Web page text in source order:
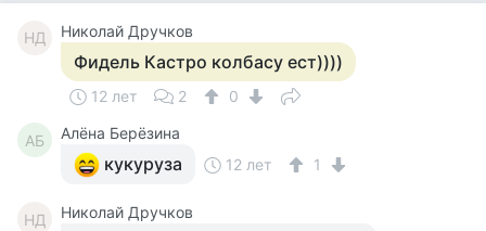
НД Николай Дручков
Фидель Кастро колбасу ест))))
12 лет 2 0
АБ Алёна Берёзина
кукуруза 12 лет 1
НД Николай Дручков